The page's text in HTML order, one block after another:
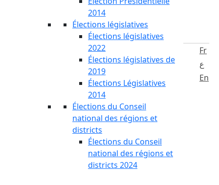
2014
Élections législatives
Élections législatives
2022
Élections législatives de
2019
Élections Législatives
2014
Élections du Conseil
national des régions et
districts
Élections du Conseil
national des régions et
districts 2024
Fr
ع
En